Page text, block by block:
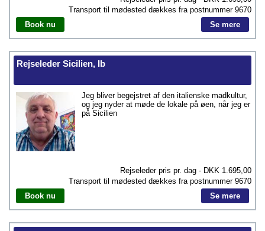
Transport til mødested dækkes fra postnummer 9670
Book nu
Se mere
Rejseleder Sicilien, Ib
Jeg bliver begejstret af den italienske madkultur,
og jeg nyder at møde de lokale på øen, når jeg er
på Sicilien
Rejseleder pris pr. dag - DKK 1.695,00
Transport til mødested dækkes fra postnummer 9670
Book nu
Se mere